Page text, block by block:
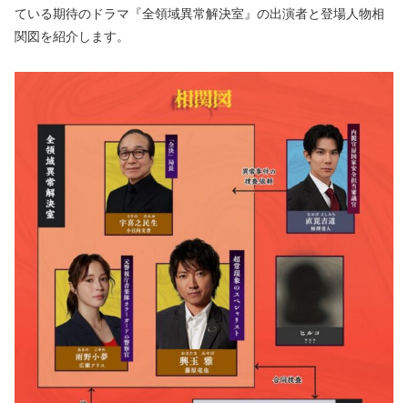
ている期待のドラマ『全領域異常解決室』の出演者と登場人物相
関図を紹介します。